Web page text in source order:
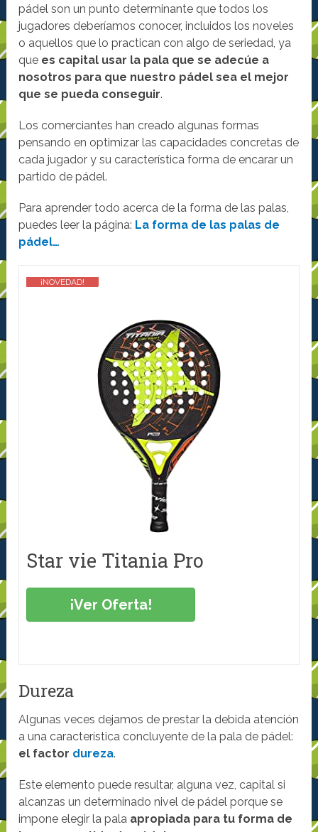
pádel son un punto determinante que todos los
jugadores deberíamos conocer, incluidos los noveles
o aquellos que lo practican con algo de seriedad, ya
que es capital usar la pala que se adecúe a
nosotros para que nuestro pádel sea el mejor
que se pueda conseguir.
Los comerciantes han creado algunas formas
pensando en optimizar las capacidades concretas de
cada jugador y su característica forma de encarar un
partido de pádel.
Para aprender todo acerca de la forma de las palas,
puedes leer la página: La forma de las palas de
pádel…
¡NOVEDAD!
Star vie Titania Pro
¡Ver Oferta!
Dureza
Algunas veces dejamos de prestar la debida atención
a una característica concluyente de la pala de pádel:
el factor dureza.
Este elemento puede resultar, alguna vez, capital si
alcanzas un determinado nivel de pádel porque se
impone elegir la pala apropiada para tu forma de